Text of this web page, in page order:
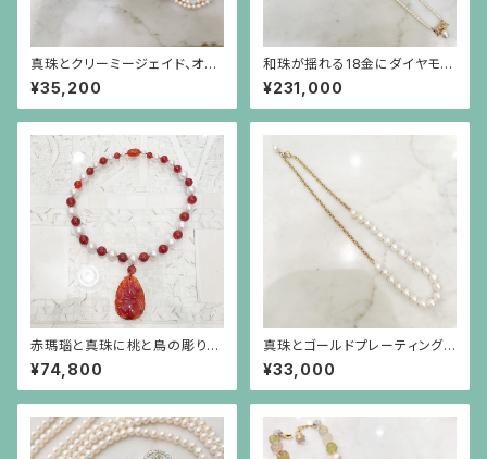
真珠とクリーミージェイド、オパ
ールガラスのロングネックレス
¥35,200
和珠が揺れる18金にダイヤモン
ドのリボンを小さなパールで繋
いだネックレス
¥231,000
赤瑪瑙と真珠に桃と鳥の彫りの
赤瑪瑙が揺れるネックレス
¥74,800
真珠とゴールドプレーティングを
したシルバーチェーンのネックレ
ス
¥33,000